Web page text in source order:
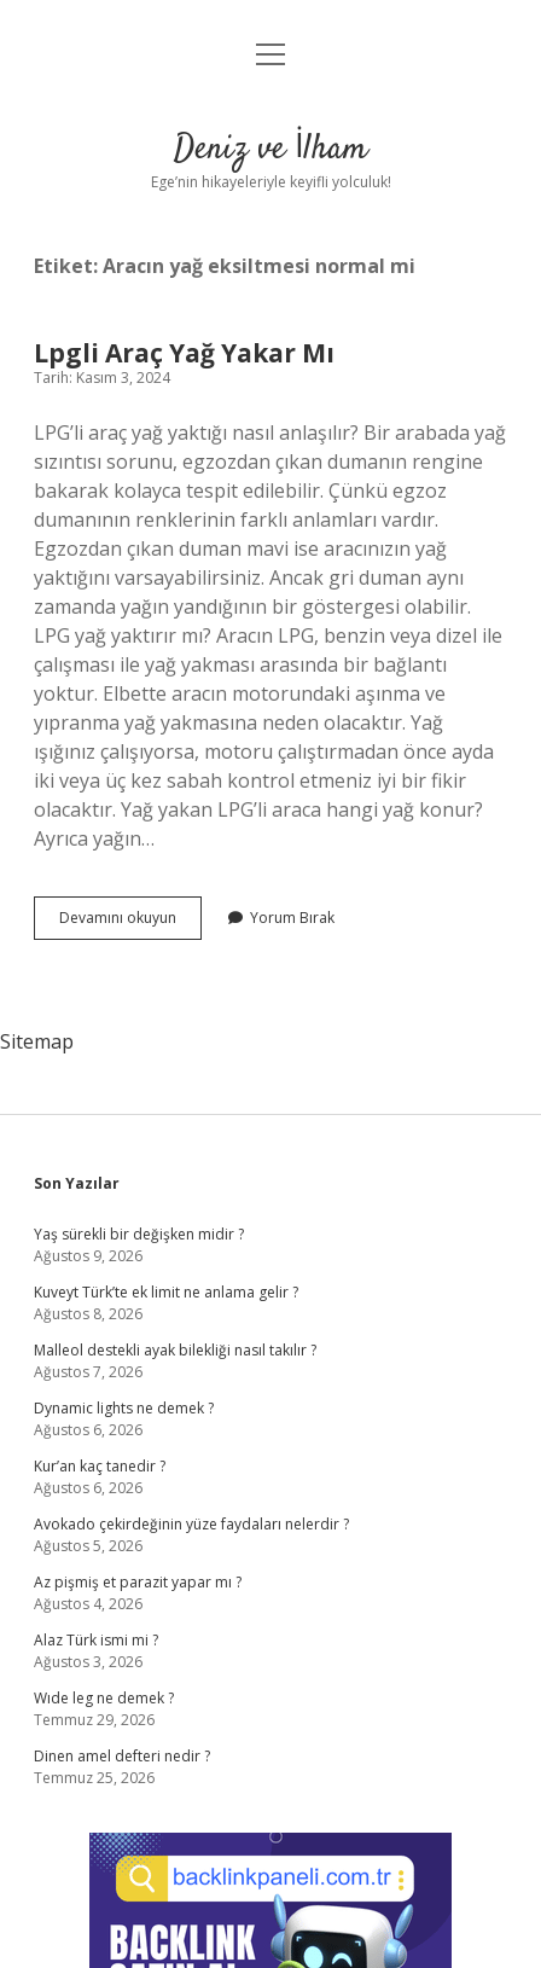
Anasayfa
Yasal Uyarı
menüyü
Deniz ve İlham
Ege’nin hikayeleriyle keyifli yolculuk!
Etiket:Aracın yağ eksiltmesi normal mi
Lpgli Araç Yağ Yakar Mı
Tarih: Kasım 3, 2024
LPG’li araç yağ yaktığı nasıl anlaşılır? Bir arabada yağ
sızıntısı sorunu, egzozdan çıkan dumanın rengine
bakarak kolayca tespit edilebilir. Çünkü egzoz
dumanının renklerinin farklı anlamları vardır.
Egzozdan çıkan duman mavi ise aracınızın yağ
yaktığını varsayabilirsiniz. Ancak gri duman aynı
zamanda yağın yandığının bir göstergesi olabilir.
LPG yağ yaktırır mı? Aracın LPG, benzin veya dizel ile
çalışması ile yağ yakması arasında bir bağlantı
yoktur. Elbette aracın motorundaki aşınma ve
yıpranma yağ yakmasına neden olacaktır. Yağ
ışığınız çalışıyorsa, motoru çalıştırmadan önce ayda
iki veya üç kez sabah kontrol etmeniz iyi bir fikir
olacaktır. Yağ yakan LPG’li araca hangi yağ konur?
Ayrıca yağın…
Devamını okuyun
Araç
Yorum Bırak
Sitemap
Sidebar
Son Yazılar
Yaş sürekli bir değişken midir ?
Ağustos 9, 2026
Kuveyt Türk’te ek limit ne anlama gelir ?
Ağustos 8, 2026
Malleol destekli ayak bilekliği nasıl takılır ?
Ağustos 7, 2026
Dynamic lights ne demek ?
Ağustos 6, 2026
Kur’an kaç tanedir ?
Ağustos 6, 2026
Avokado çekirdeğinin yüze faydaları nelerdir ?
Ağustos 5, 2026
Az pişmiş et parazit yapar mı ?
Ağustos 4, 2026
Alaz Türk ismi mi ?
Ağustos 3, 2026
Wıde leg ne demek ?
Temmuz 29, 2026
Dinen amel defteri nedir ?
Temmuz 25, 2026